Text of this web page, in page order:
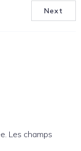
Next
Les champs